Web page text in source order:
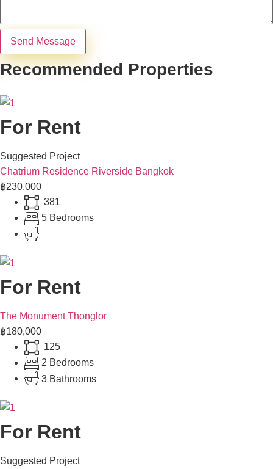
Send Message
Recommended Properties
For Rent
Suggested Project
Chatrium Residence Riverside Bangkok
฿230,000
381
5 Bedrooms
For Rent
The Monument Thonglor
฿180,000
125
2 Bedrooms
3 Bathrooms
For Rent
Suggested Project